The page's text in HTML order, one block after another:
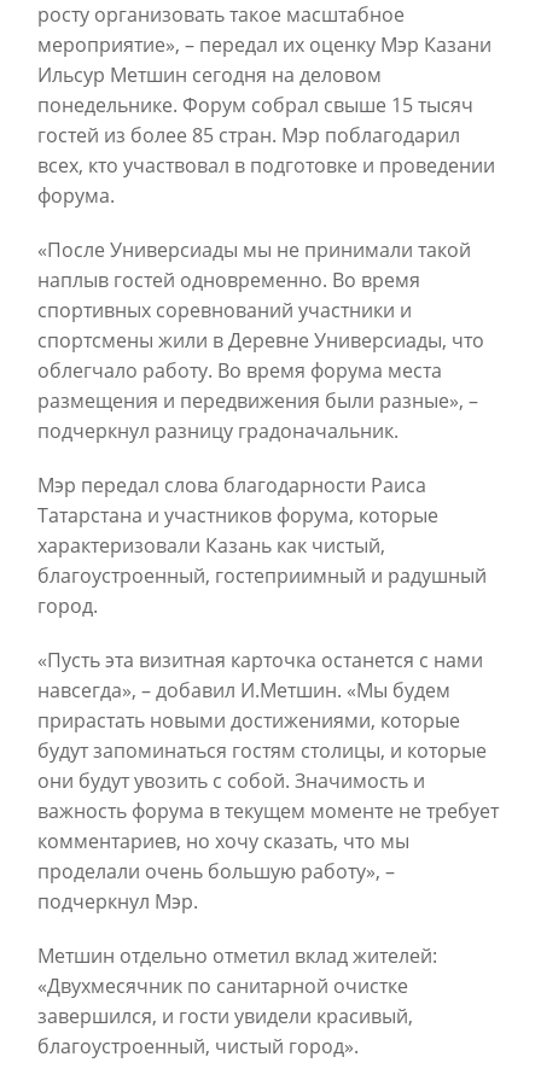
росту организовать такое масштабное
мероприятие», – передал их оценку Мэр Казани
Ильсур Метшин сегодня на деловом
понедельнике. Форум собрал свыше 15 тысяч
гостей из более 85 стран. Мэр поблагодарил
всех, кто участвовал в подготовке и проведении
форума.
«После Универсиады мы не принимали такой
наплыв гостей одновременно. Во время
спортивных соревнований участники и
спортсмены жили в Деревне Универсиады, что
облегчало работу. Во время форума места
размещения и передвижения были разные», –
подчеркнул разницу градоначальник.
Мэр передал слова благодарности Раиса
Татарстана и участников форума, которые
характеризовали Казань как чистый,
благоустроенный, гостеприимный и радушный
город.
«Пусть эта визитная карточка останется с нами
навсегда», – добавил И.Метшин. «Мы будем
прирастать новыми достижениями, которые
будут запоминаться гостям столицы, и которые
они будут увозить с собой. Значимость и
важность форума в текущем моменте не требует
комментариев, но хочу сказать, что мы
проделали очень большую работу», –
подчеркнул Мэр.
Метшин отдельно отметил вклад жителей:
«Двухмесячник по санитарной очистке
завершился, и гости увидели красивый,
благоустроенный, чистый город».